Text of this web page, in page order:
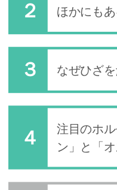
ほかにもあ
なぜひざ
注目のホ
ン」と「オ